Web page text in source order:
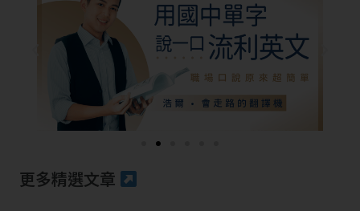
更多精選文章